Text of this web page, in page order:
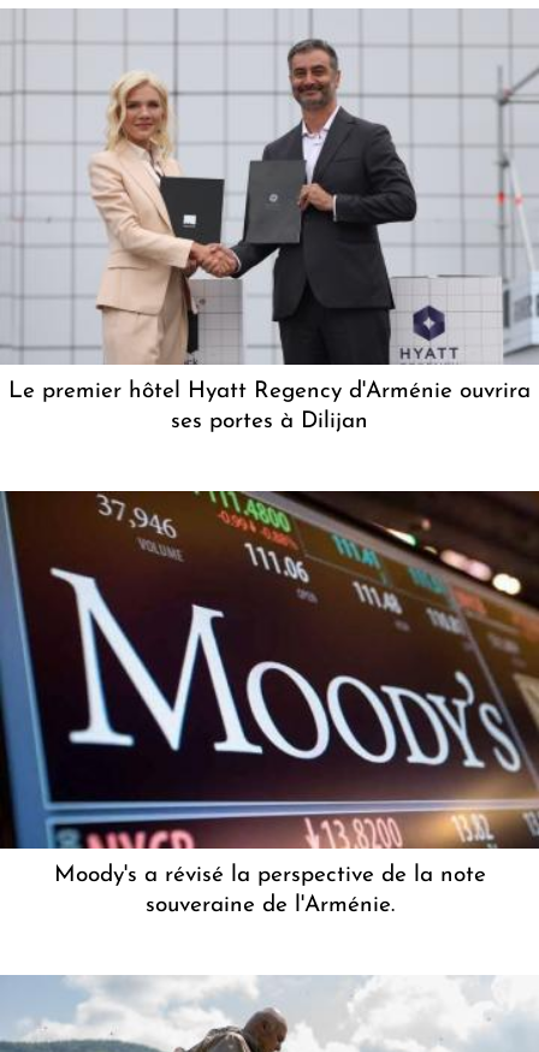
Le premier hôtel Hyatt Regency d'Arménie ouvrira
ses portes à Dilijan
Moody's a révisé la perspective de la note
souveraine de l'Arménie.